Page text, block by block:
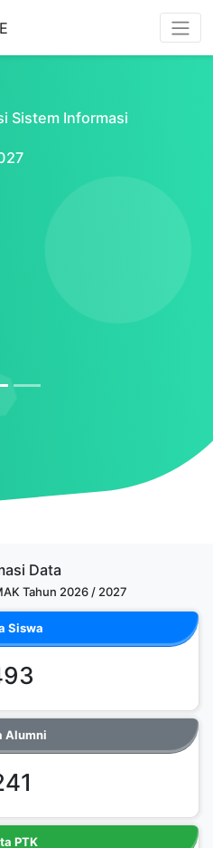
Sistem Informasi
Data
Tahun 2026 / 2027
Siswa
Alumni
PTK